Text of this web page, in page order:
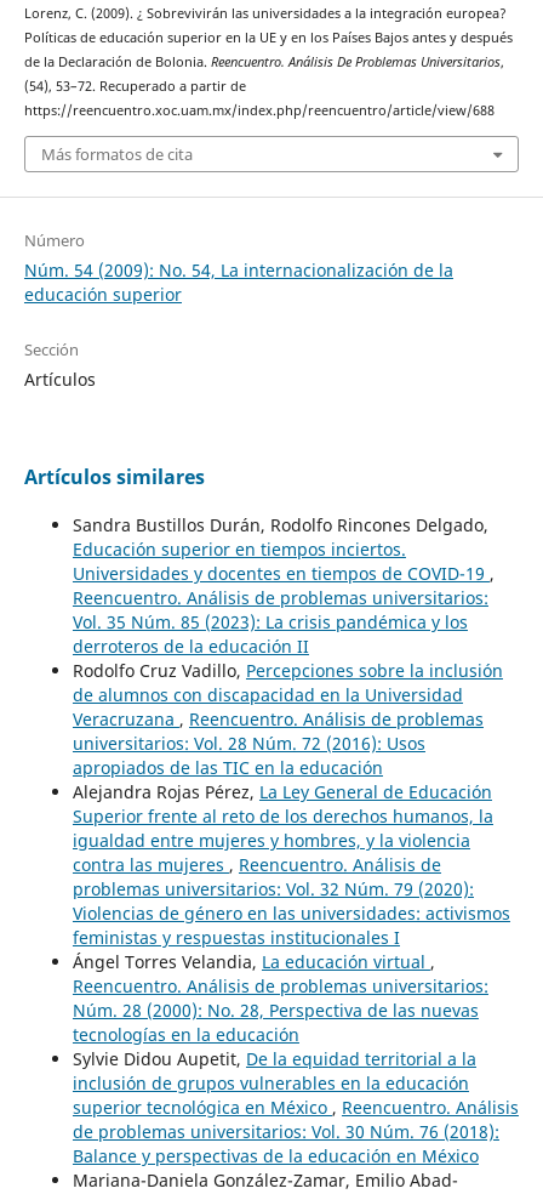
Lorenz, C. (2009). ¿ Sobrevivirán las universidades a la integración europea?
Políticas de educación superior en la UE y en los Países Bajos antes y después
de la Declaración de Bolonia. Reencuentro. Análisis De Problemas Universitarios,
(54), 53–72. Recuperado a partir de
https://reencuentro.xoc.uam.mx/index.php/reencuentro/article/view/688
Más formatos de cita
Número
Núm. 54 (2009): No. 54, La internacionalización de la
educación superior
Sección
Artículos
Artículos similares
Sandra Bustillos Durán, Rodolfo Rincones Delgado,
Educación superior en tiempos inciertos.
Universidades y docentes en tiempos de COVID-19 ,
Reencuentro. Análisis de problemas universitarios:
Vol. 35 Núm. 85 (2023): La crisis pandémica y los
derroteros de la educación II
Rodolfo Cruz Vadillo, Percepciones sobre la inclusión
de alumnos con discapacidad en la Universidad
Veracruzana , Reencuentro. Análisis de problemas
universitarios: Vol. 28 Núm. 72 (2016): Usos
apropiados de las TIC en la educación
Alejandra Rojas Pérez, La Ley General de Educación
Superior frente al reto de los derechos humanos, la
igualdad entre mujeres y hombres, y la violencia
contra las mujeres , Reencuentro. Análisis de
problemas universitarios: Vol. 32 Núm. 79 (2020):
Violencias de género en las universidades: activismos
feministas y respuestas institucionales I
Ángel Torres Velandia, La educación virtual ,
Reencuentro. Análisis de problemas universitarios:
Núm. 28 (2000): No. 28, Perspectiva de las nuevas
tecnologías en la educación
Sylvie Didou Aupetit, De la equidad territorial a la
inclusión de grupos vulnerables en la educación
superior tecnológica en México , Reencuentro. Análisis
de problemas universitarios: Vol. 30 Núm. 76 (2018):
Balance y perspectivas de la educación en México
Mariana-Daniela González-Zamar, Emilio Abad-